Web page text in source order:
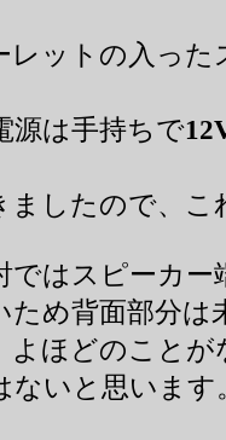
ットの入った
は手持ちで
したので、こ
はスピーカー
ため背面部分は
ほどのことが
ないと思います